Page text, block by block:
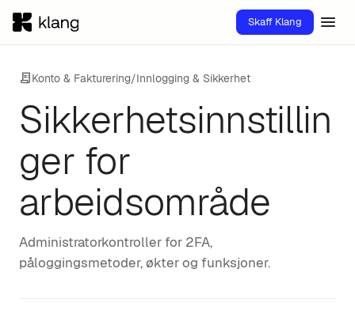
Skaff Klang menu
receipt_longKonto & Fakturering/Innlogging & Sikkerhet
Sikkerhetsinnstillin
ger for
arbeidsområde
Administratorkontroller for 2FA,
påloggingsmetoder, økter og funksjoner.